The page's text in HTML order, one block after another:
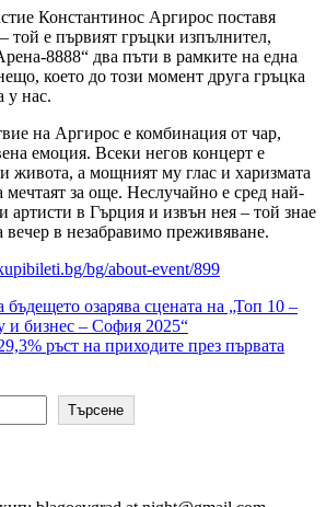
Константинос Аргирос поставя
той е първият гръцки изпълнител,
8888“ два пъти в рамките на една
което до този момент друга гръцка
у нас.
на Аргирос е комбинация от чар,
емоция. Всеки негов концерт е
живота, а мощният му глас и харизмата
мечтаят за още. Неслучайно е сред най-
артисти в Гърция и извън нея – той знае
вечер в незабравимо преживяване.
bg/about-event/899
бъдещето озарява сцената на „Топ 10 –
и бизнес – София 2025“
ръст на приходите през първата
Търсене